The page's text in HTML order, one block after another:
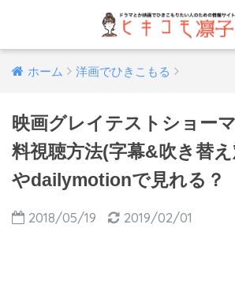
ホーム 洋画でひきこもる
映画グレイテストショー
料視聴方法(字幕&吹き替
やdailymotionで見れる？
2018/05/19 2019/02/01